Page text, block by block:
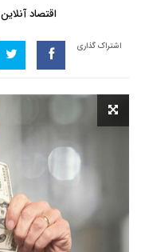
اقتصاد آنلاین
اشتراک گذاری